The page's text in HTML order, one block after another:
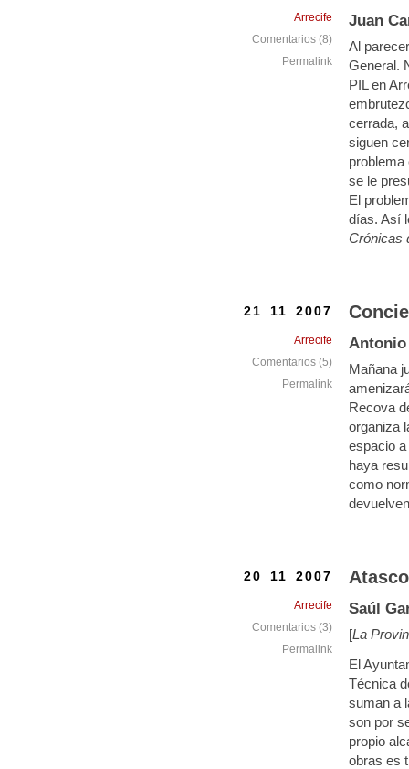
Juan
Al
General.
PIL en
cerrada,
siguen
problema
se le
El
días. Así
Crónicas
Arrecife
Comentarios (8)
Permalink
Antonio
Mañana
Recova
organiza
espacio
haya
como
21 11 2007
Arrecife
Comentarios (5)
Permalink
Saúl
[La
El
Técnica
suman a
son por
propio
obras es
20 11 2007
Arrecife
Comentarios (3)
Permalink